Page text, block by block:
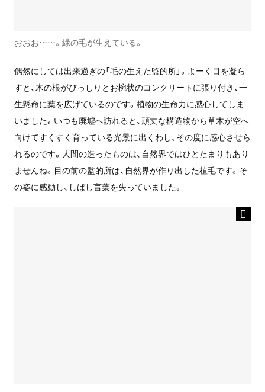
おおお……。緑の毛が生えている。
偶然にしては出来過ぎの「毛の生えた監的所」。よーく目を凝ら
すと、木の根がびっしりとお椀状のコンクリートに張り付き、一
生懸命に葉を広げているのです。植物の生命力に感心してしま
いました。いつも廃墟へ訪れると、頑丈な構造物から草木が空へ
向けてすくすく育っている光景に出くわし、その度に感心させら
れるのです。人間の造ったものは、自然界ではひとたまりもあり
ませんね。目の前の監的所は、自然界が作り出した植毛です。そ
の姿に感動し、しばし言葉を失っていました。